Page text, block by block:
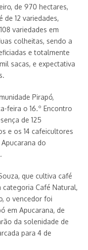
de 970 hectares,
de 12 variedades,
variedades em
colheitas, sendo a
e totalmente
sacas, e expectativa
Pirapó,
feira o 16.º Encontro
de 125
e os 14 cafeicultores
do
que cultiva café
categoria Café Natural,
o vencedor foi
em Apucarana, de
da solenidade de
para 4 de